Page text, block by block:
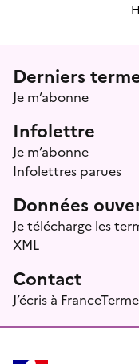
Menu
Derniers
Je m’abonne
Infolettre
Je m’abonne
Infolettres parues
Données
Je télécharge les
XML
Contact
J’écris à FranceTerme